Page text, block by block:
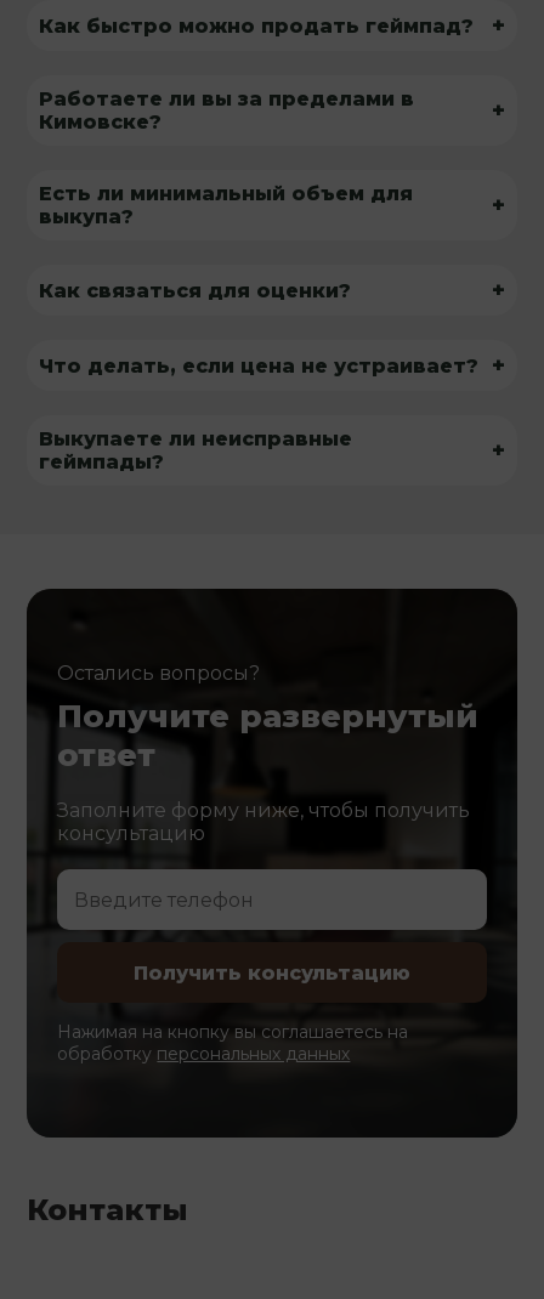
Как быстро можно продать геймпад? +
Работаете ли вы за пределами в
Кимовске?
+
Есть ли минимальный объем для
выкупа?
+
Как связаться для оценки? +
Что делать, если цена не устраивает? +
Выкупаете ли неисправные
геймпады?
+
Остались вопросы?
Получите развернутый
ответ
Заполните форму ниже, чтобы получить
консультацию
Нажимая на кнопку вы соглашаетесь на
обработку персональных данных
Контакты